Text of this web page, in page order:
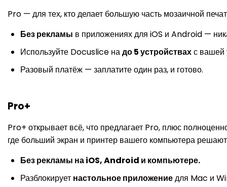
Pro — для тех, кто делает большую часть мозаичной
Без рекламы в приложениях для iOS и Android —
Используйте Docuslice надо 5 устройствахс вашей
Разовый платёж — заплатите один раз, и готово.
Pro+
Pro+ открывает всё, что предлагает Pro, плюс
где больший экран и принтер вашего компьютера
Без рекламы на iOS, Android и компьютере.
Разблокирует настольное приложениедля Mac и